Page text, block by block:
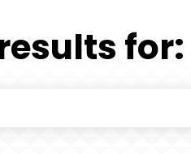
for: